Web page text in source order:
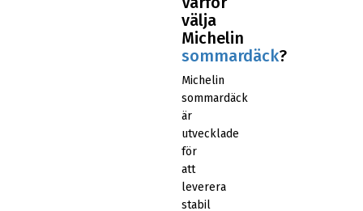
välja
Michelin
sommardäck?
Michelin
sommardäck
är
utvecklade
för
att
leverera
stabil